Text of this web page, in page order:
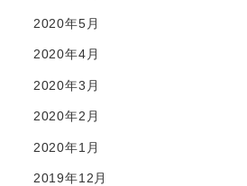
2020年5月
2020年4月
2020年3月
2020年2月
2020年1月
2019年12月